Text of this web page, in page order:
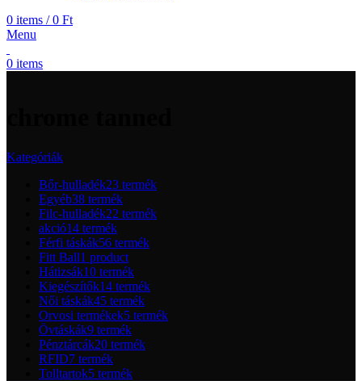
0 items / 0 Ft
Menu
0 items
Kategóriák
Bőr-hulladék23 termék
Egyéb38 termék
Filc-hulladék22 termék
akció14 termék
Férfi táskák56 termék
Fitt Ball1 product
Hátizsák10 termék
Kiegészítők14 termék
Női táskák45 termék
Orvosi termékek5 termék
Övtáskák9 termék
Pénztárcák20 termék
RFID7 termék
Tolltartok5 termék